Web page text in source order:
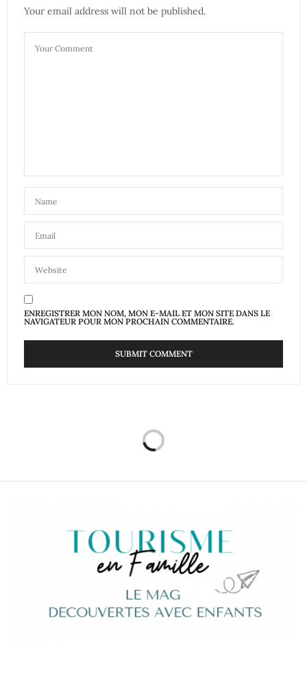
Your email address will not be published.
ENREGISTRER MON NOM, MON E-MAIL ET MON SITE DANS LE
NAVIGATEUR POUR MON PROCHAIN COMMENTAIRE.